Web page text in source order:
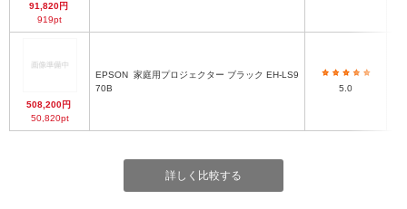
91,820円
919pt
508,200円
50,820pt
EPSON
70B
5.0
詳しく比較する